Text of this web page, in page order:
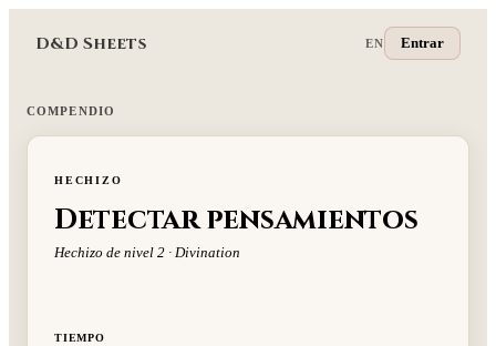
D&D Sheets EN Entrar
COMPENDIO
HECHIZO
Detectar pensamientos
Hechizo de nivel 2 · Divination
TIEMPO